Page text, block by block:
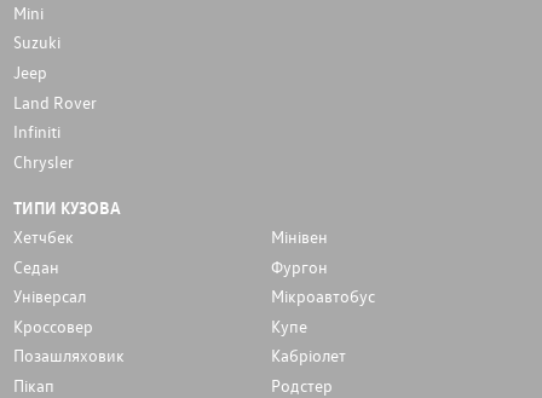
Mini
Suzuki
Jeep
Land Rover
Infiniti
Chrysler
ТИПИ КУЗОВА
Хетчбек
Мінівен
Седан
Фургон
Унiверсал
Мікроавтобус
Кроссовер
Купе
Позашляховик
Кабріолет
Пікап
Родстер